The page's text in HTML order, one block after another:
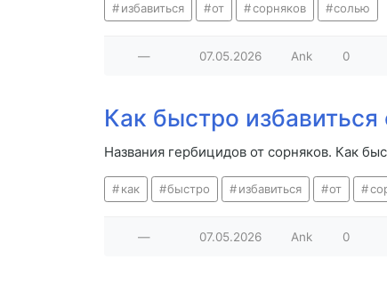
избавиться от сорняков солью
— 07.05.2026 Ank 0
Как быстро избавиться
Названия гербицидов от сорняков. Как
как быстро избавиться от
— 07.05.2026 Ank 0